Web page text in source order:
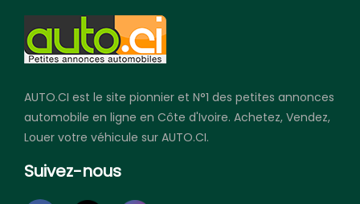
AUTO.CI est le site pionnier et N°1 des petites annonces
automobile en ligne en Côte d'Ivoire. Achetez, Vendez,
Louer votre véhicule sur AUTO.CI.
Suivez-nous